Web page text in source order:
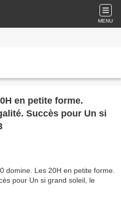
MENU
en petite forme.
Succès pour Un si